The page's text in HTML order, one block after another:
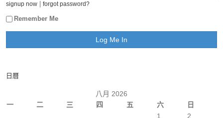
signup now forgot password?
Remember Me
日曆
八月 2026
一
二 三 四 五 六 日
1
2